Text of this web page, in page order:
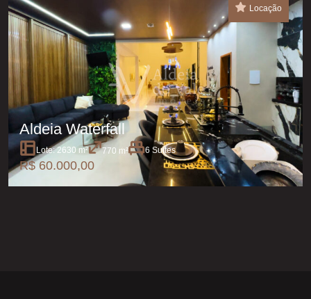
Locação
Aldeia Waterfall
Lote: 2630 m² 770 m² 6 Suítes
R$ 60.000,00